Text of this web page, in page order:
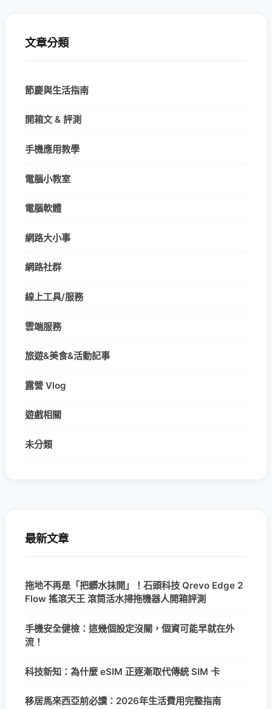
文章分類
節慶與生活指南
開箱文 & 評測
手機應用教學
電腦小教室
電腦軟體
網路大小事
網路社群
線上工具/服務
雲端服務
旅遊&美食&活動記事
露營 Vlog
遊戲相關
未分類
最新文章
拖地不再是「把髒水抹開」！石頭科技 Qrevo Edge 2
Flow 搖滾天王 滾筒活水掃拖機器人開箱評測
手機安全健檢：這幾個設定沒關，個資可能早就在外
流！
科技新知：為什麼 eSIM 正逐漸取代傳統 SIM 卡
移居馬來西亞前必讀：2026年生活費用完整指南